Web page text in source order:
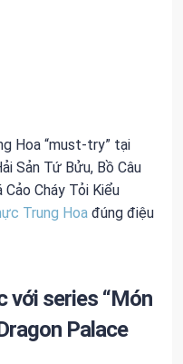
Hoa “must-try” tại
Sản Tứ Bửu, Bồ Câu
Cháy Tỏi Kiểu
Trung Hoa đúng điệu
với series “Món
Palace